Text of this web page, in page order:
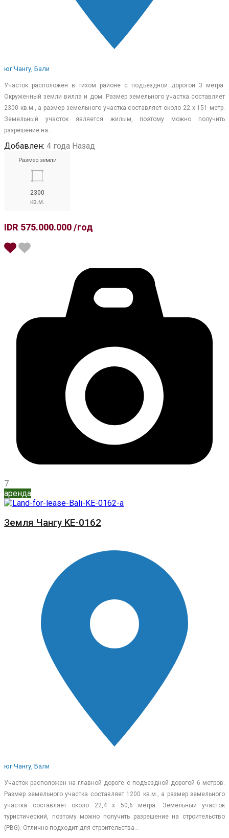
юг Чангу, Бали
Участок расположен в тихом районе с подъездной дорогой 3 метра.
Окруженный земли вилла и дом. Размер земельного участка составляет
2300 кв.м., а размер земельного участка составляет около 22 х 151 метр.
Земельный участок является жилым, поэтому можно получить
разрешение на…
Добавлен: 4 года Назад
Размер земли
2300
кв.м.
IDR 575.000.000 /год
7
аренда
Земля Чангу KE-0162
юг Чангу, Бали
Участок расположен на главной дороге с подъездной дорогой 6 метров.
Размер земельного участка составляет 1200 кв.м., а размер земельного
участка составляет около 22,4 х 50,6 метра. Земельный участок
туристический, поэтому можно получить разрешение на строительство
(PBG). Отлично подходит для строительства…